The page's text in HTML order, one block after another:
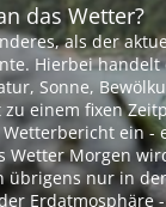
das Wetter?
als der
Hierbei handelt
Sonne,
einem fixen
ein -
Wetter Morgen
übrigens nur in
Erdatmosphäre